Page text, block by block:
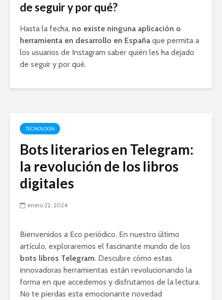
de seguir y por qué?
Hasta la fecha, no existe ninguna aplicación o
herramienta en desarrollo en España que permita a
los usuarios de Instagram saber quién les ha dejado
de seguir y por qué.
TECNOLOGÍA
Bots literarios en Telegram:
la revolución de los libros
digitales
enero 22, 2024
Bienvenidos a Eco periódico. En nuestro último
artículo, exploraremos el fascinante mundo de los
bots libros Telegram. Descubre cómo estas
innovadoras herramientas están revolucionando la
forma en que accedemos y disfrutamos de la lectura.
No te pierdas esta emocionante novedad